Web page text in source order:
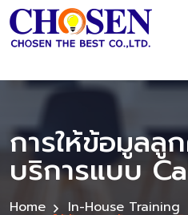
การให้ข้อมูลลู
บริการแบบ
Home In-House Training